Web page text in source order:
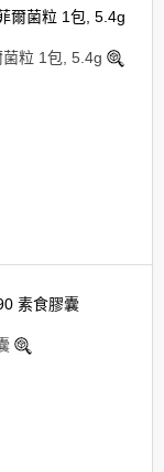
粒 1包, 5.4g